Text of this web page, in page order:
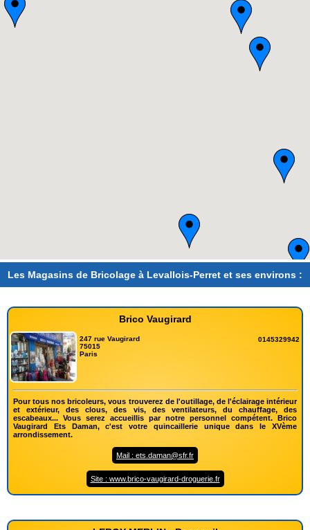
Les Magasins de Bricolage à Levallois-Perret et ses environs :
Brico Vaugirard
247 rue Vaugirard
75015
Paris
0145329942
Pour tous nos bricoleurs, vous trouverez de l'outillage, de l'éclairage intérieur
et extérieur, des clous, des vis, des ventilateurs, du chauffage, des
escabeaux... Vous serez accueillis par notre personnel compétent. Brico
Vaugirard Ets Daman, c'est votre quincaillerie unique dans le XVème
arrondissement.
Mail : ets.daman@sfr.fr
Site : www.brico-vaugirard-droguerie.fr